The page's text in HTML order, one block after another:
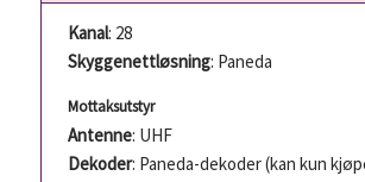
Kanal: 28
Skyggenettløsning: Paneda
Mottaksutstyr
Antenne: UHF
Dekoder: Paneda-dekoder (kan kun